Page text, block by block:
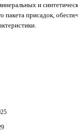
и
пакета присадок,